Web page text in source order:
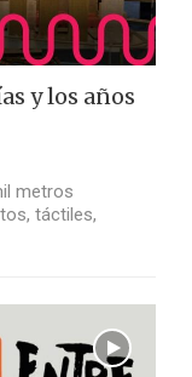
y los años
metros
táctiles,